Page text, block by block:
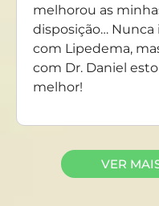
melhorou as
disposição…
com Lipedema,
com Dr. Daniel
melhor!
VER